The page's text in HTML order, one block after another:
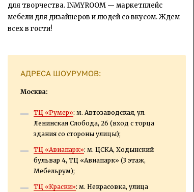
для творчества. INMYROOM — маркетплейс
мебели для дизайнеров и людей со вкусом. Ждем
всех в гости!
АДРЕСА ШОУРУМОВ:
Москва:
ТЦ «Румер»: м. Автозаводская, ул.
Ленинская Слобода, 26 (вход с торца
здания со стороны улицы);
ТЦ «Авиапарк»: м. ЦСКА, Ходынский
бульвар 4, ТЦ «Авиапарк» (3 этаж,
Мебельрум);
ТЦ «Краски»: м. Некрасовка, улица